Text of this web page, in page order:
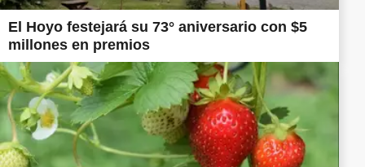
El Hoyo festejará su 73° aniversario con $5
millones en premios